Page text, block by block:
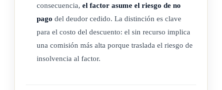
f) Factor: constituye la persona física o jurídica que cuenta
con recursos financieros y técnicos que le permite
administrar la facturación desde la investigación hasta su
recuperación. Sus obligaciones dependen de los servicios
consecuencia, el factor asume el riesgo de no
pago del deudor cedido. La distinción es clave
para el costo del descuento: el sin recurso implica
una comisión más alta porque traslada el riesgo de
insolvencia al factor.